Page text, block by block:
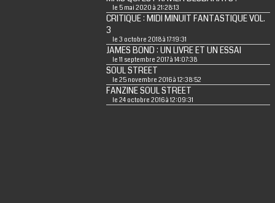
le 5 mai 2020 à 21:28:13
CRITIQUE : MIDI MINUIT FANTASTIQUE VOL.
3
le 3 octobre 2018 à 17:19:31
JAMES BOND : UN LIVRE ET UN ESSAI
le 11 septembre 2017 à 14:07:38
SOUL STREET
le 25 novembre 2016 à 12:38:52
FANZINE SOUL STREET
le 24 octobre 2016 à 12:09:31